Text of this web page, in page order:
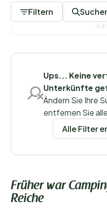
Filtern
Regionen
Filter speichern
Ups... Keine
Unterkünfte
Ändern Sie Ihre
entfernen Sie
Alle Filter
Früher war
Reiche